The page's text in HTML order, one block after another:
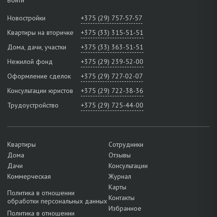
Новостройки
+375 (29) 757-57-57
Квартиры на вторичке
+375 (33) 315-51-51
Дома, дачи, участки
+375 (33) 363-51-51
Нежилой фонд
+375 (29) 239-52-00
Оформление сделок
+375 (29) 727-02-07
Консультации юристов
+375 (29) 722-38-36
Трудоустройство
+375 (29) 725-44-00
Квартиры
Дома
Дачи
Коммерческая
Политика в отношении
обработки персональных данных
Политика в отношении
Сотрудники
Отзывы
Консультации
Журнал
Карты
Контакты
Избранное